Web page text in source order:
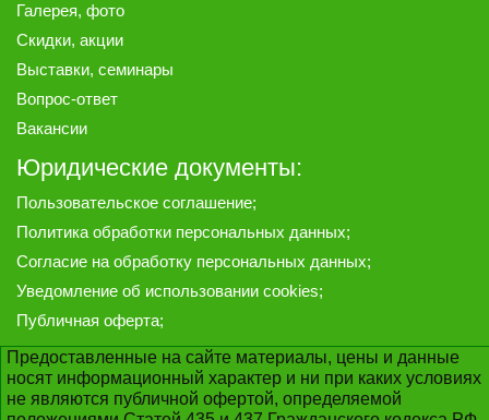
Галерея, фото
Скидки, акции
Выставки, семинары
Вопрос-ответ
Вакансии
Юридические документы:
Пользовательское соглашение;
Политика обработки персональных данных;
Согласие на обработку персональных данных;
Уведомление об использовании cookies;
Публичная оферта;
Предоставленные на сайте материалы, цены и данные
носят информационный характер и ни при каких условиях
не являются публичной офертой, определяемой